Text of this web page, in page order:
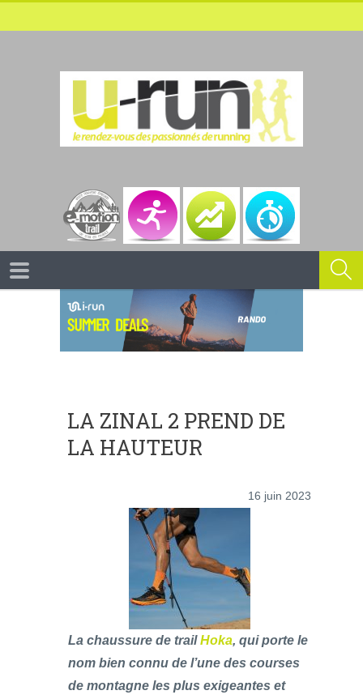
LA ZINAL 2 PREND DE
LA HAUTEUR
16 juin 2023
La chaussure de trailHoka, qui porte le
nom bien connu de l’une des courses
de montagne les plus exigeantes et